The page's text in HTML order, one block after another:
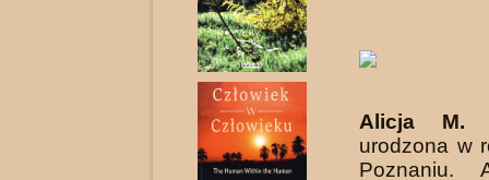
Alicja M.
urodzona w
Poznaniu.